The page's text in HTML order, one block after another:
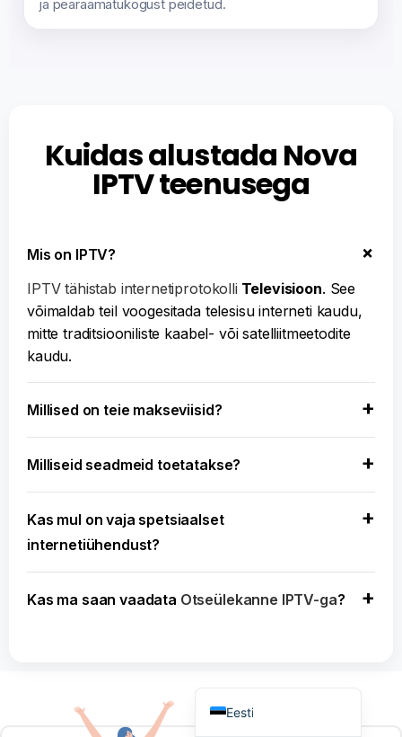
ja pearaamatukogust peidetud.
Kuidas alustada Nova
IPTV teenusega
Mis on IPTV?
IPTV tähistab internetiprotokolli Televisioon. See
võimaldab teil voogesitada telesisu interneti kaudu,
mitte traditsiooniliste kaabel- või satelliitmeetodite
kaudu.
Millised on teie makseviisid?
Milliseid seadmeid toetatakse?
Kas mul on vaja spetsiaalset
internetiühendust?
Kas ma saan vaadata Otseülekanne IPTV-ga?
Eesti
Deutsch
Italiano
Русский
Svenska
Suomi